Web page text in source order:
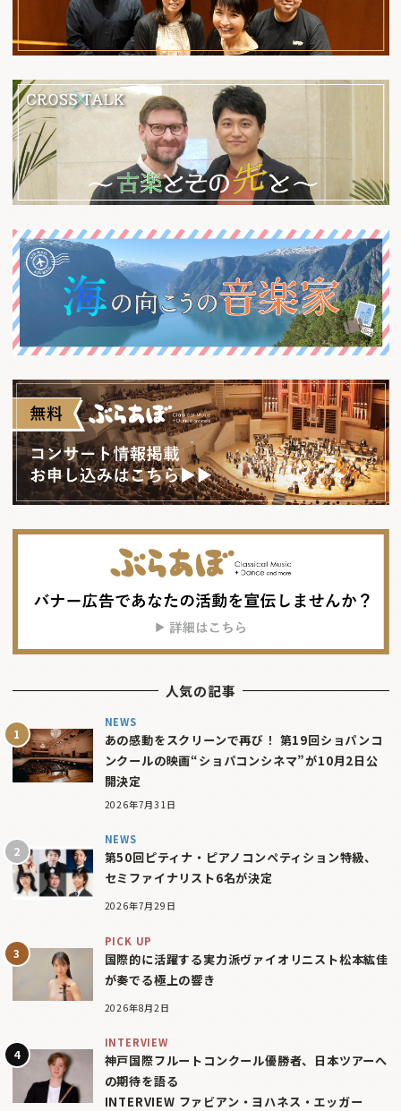
人気の記事
NEWS
あの感動をスクリーンで再び！ 第19回ショパンコ
ンクールの映画“ショパコンシネマ”が10月2日公
開決定
2026年7月31日
NEWS
第50回ピティナ・ピアノコンペティション特級、
セミファイナリスト6名が決定
2026年7月29日
PICK UP
国際的に活躍する実力派ヴァイオリニスト松本紘佳
が奏でる極上の響き
2026年8月2日
INTERVIEW
神戸国際フルートコンクール優勝者、日本ツアーへ
の期待を語る
INTERVIEW ファビアン・ヨハネス・エッガー